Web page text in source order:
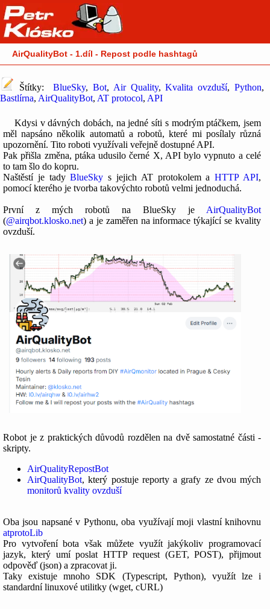
AirQualityBot - 1.díl - Repost podle hashtagů
Štítky:BlueSky,Bot, Air Quality,Kvalita ovzduší,Python,
Bastlírna, AirQualityBot, AT protocol, API
Kdysi v dávných dobách, na jedné síti s modrým ptáčkem, jsem
měl napsáno několik automatů a robotů, které mi posílaly různá
upozornění. Tito roboti využívali veřejně dostupné API.
Pak přišla změna, ptáka udusilo černé X, API bylo vypnuto a celé
to tam šlo do kopru.
Naštěstí je tadyBlueSky s jejich AT protokolem aHTTP API,
pomocí kterého je tvorba takovýchto robotů velmi jednoduchá.
První z mých robotů na BlueSky je AirQualityBot
(@airqbot.klosko.net) a je zaměřen na informace týkající se kvality
ovzduší.
Robot je z praktických důvodů rozdělen na dvě samostatné části -
skripty.
AirQualityRepostBot
AirQualityBot, který postuje reporty a grafy ze dvou mých
monitorů kvality ovzduší
Oba jsou napsané v Pythonu, oba využívají moji vlastní knihovnu
atprotoLib
Pro vytvoření bota však můžete využít jakýkoliv programovací
jazyk, který umí poslat HTTP request (GET, POST), přijmout
odpověď (json) a zpracovat ji.
Taky existuje mnoho SDK (Typescript, Python), využít lze i
standardní linuxové utilitky (wget, cURL)